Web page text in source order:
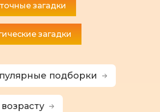
загадки
загадки
подборки